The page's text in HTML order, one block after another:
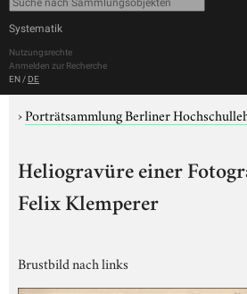
Systematik
Nutzungsrechte
Anmelden zur Recherche
EN / DE
›Porträtsammlung Berliner
Heliogravüre einer
Felix Klemperer
Brustbild nach links